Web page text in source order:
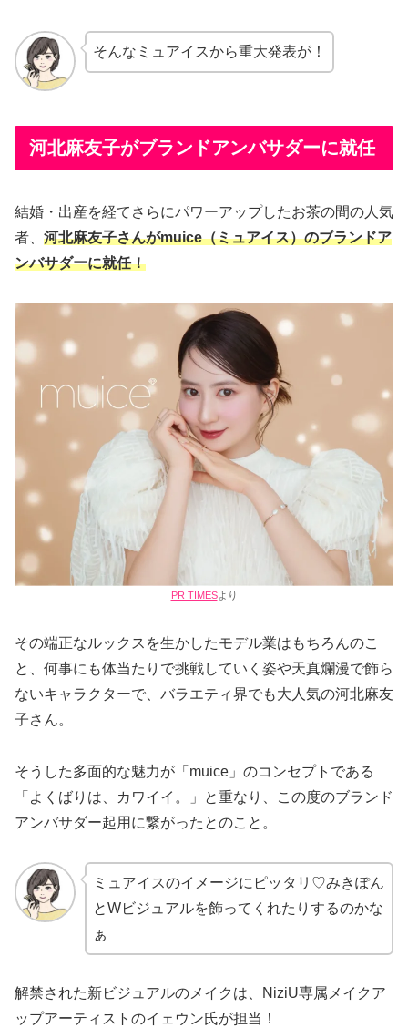
そんなミュアイスから重大発表が！
河北麻友子がブランドアンバサダーに就任
結婚・出産を経てさらにパワーアップしたお茶の間の人気
者、 河北麻友子さんがmuice（ミュアイス）のブランドア
ンバサダーに就任！
PR TIMESより
その端正なルックスを生かしたモデル業はもちろんのこ
と、何事にも体当たりで挑戦していく姿や天真爛漫で飾ら
ないキャラクターで、バラエティ界でも大人気の河北麻友
子さん。
そうした多面的な魅力が「muice」のコンセプトである
「よくばりは、カワイイ。」と重なり、この度のブランド
アンバサダー起用に繋がったとのこと。
ミュアイスのイメージにピッタリ♡みきぽん
とWビジュアルを飾ってくれたりするのかな
ぁ
解禁された新ビジュアルのメイクは、NiziU専属メイクア
ップアーティストのイェウン氏が担当！